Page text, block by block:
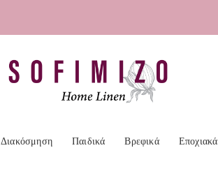
Διακόσμηση Παιδικά Βρεφικά Εποχιακά